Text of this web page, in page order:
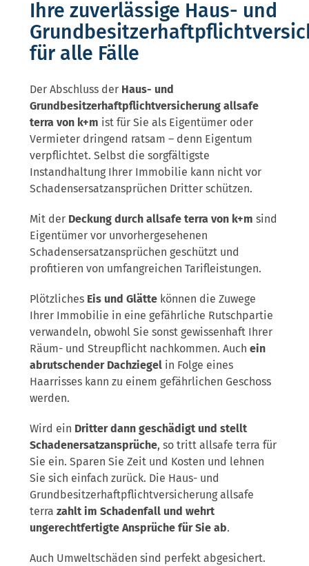
Ihre zuverlässige Haus- und
für alle Fälle
Der Abschluss der Haus- und
Grundbesitzerhaftpflichtversicherung allsafe
terra von k+m ist für Sie als Eigentümer oder
Vermieter dringend ratsam – denn Eigentum
verpflichtet. Selbst die sorgfältigste
Instandhaltung Ihrer Immobilie kann nicht vor
Schadensersatzansprüchen Dritter schützen.
Mit der Deckung durch allsafe terra von k+m sind
Eigen­tümer vor unvorhergesehenen
Schadensersatzansprüchen geschützt und
profitieren von umfangreichen Tarifleistungen.
Plötzliches Eis und Glättekönnen die Zuwege
Ihrer Immobilie in eine gefährliche Rutschpartie
verwandeln, obwohl Sie sonst gewissenhaft Ihrer
Räum- und Streupflicht nachkommen. Auch ein
abrutschender Dachziegelin Folge eines
Haarrisses kann zu einem gefährlichen Geschoss
werden.
Wird ein Dritter dann geschädigt und stellt
Schadenersatzansprüche, so tritt allsafe terra für
Sie ein. Sparen Sie Zeit und Kosten und lehnen
Sie sich einfach zurück. Die Haus- und
Grundbesitzerhaftpflichtversicherung allsafe
terra zahlt im Schadenfall und wehrt
ungerechtfertigte Ansprüche für Sie ab.
Auch Umweltschäden sind perfekt abgesichert.